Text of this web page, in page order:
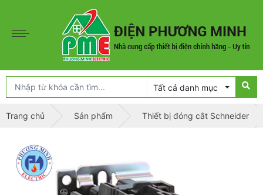
Tất cả danh mục
Trang chủ Sản phẩm Thiết bị đóng cắt Schneider